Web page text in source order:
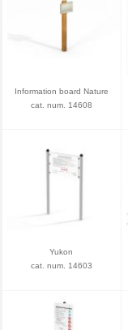
문의안내
Lars Laj on
Information board Nature
cat. num. 14608
Yukon
cat. num. 14603